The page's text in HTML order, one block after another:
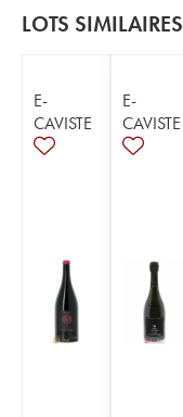
LOTS SIMILAIRES
E-
CAVISTE
E-
CAVISTE